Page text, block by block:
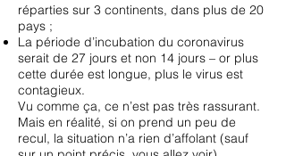
réparties sur 3 continents, dans plus de 20
pays ;
La période d’incubation du coronavirus
serait de 27 jours et non 14 jours – or plus
cette durée est longue, plus le virus est
contagieux.
Vu comme ça, ce n’est pas très rassurant.
Mais en réalité, si on prend un peu de
recul, la situation n’a rien d’affolant (sauf